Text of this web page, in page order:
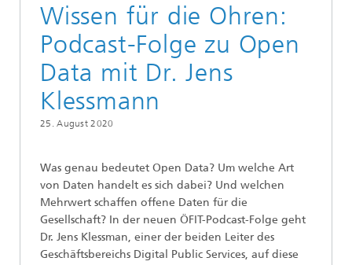
Wissen für die Ohren:
Podcast-Folge zu Open
Data mit Dr. Jens
Klessmann
25. August 2020
Was genau bedeutet Open Data? Um welche Art
von Daten handelt es sich dabei? Und welchen
Mehrwert schaffen offene Daten für die
Gesellschaft? In der neuen ÖFIT-Podcast-Folge geht
Dr. Jens Klessman, einer der beiden Leiter des
Geschäftsbereichs Digital Public Services, auf diese